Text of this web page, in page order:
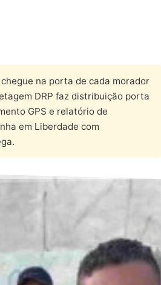
na porta de cada morador
DRP faz distribuição porta
GPS e relatório de
em Liberdade com